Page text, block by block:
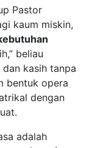
Pastor
kaum miskin,
beliau
kasih tanpa
bentuk opera
dengan
adalah